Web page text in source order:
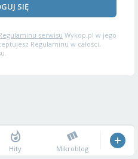
SIĘ
serwisu Wykop.pl w jego
Regulaminu w całości,
Hity Mikroblog